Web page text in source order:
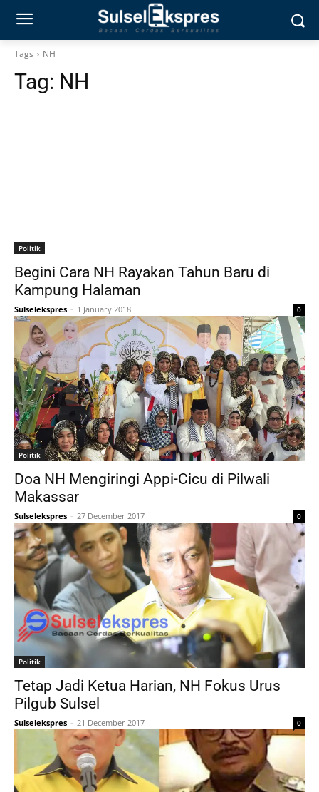
Tags NH
Tag: NH
Politik
Begini Cara NH Rayakan Tahun Baru di
Kampung Halaman
Sulselekspres - 1 January 2018 0
Politik
Doa NH Mengiringi Appi-Cicu di Pilwali
Makassar
Sulselekspres - 27 December 2017 0
Politik
Tetap Jadi Ketua Harian, NH Fokus Urus
Pilgub Sulsel
Sulselekspres - 21 December 2017 0